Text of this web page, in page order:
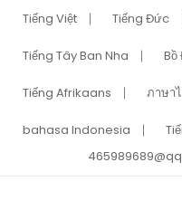
Tiếng Việt Tiếng Đức
Tiếng Tây Ban Nha
Tiếng Afrikaans ภาษา
bahasa Indonesia